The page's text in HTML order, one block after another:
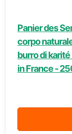
Panier des
corpo
burro di
in France -